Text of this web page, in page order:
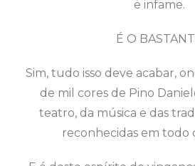
e infame.
É O
Sim, tudo isso deve acabar,
de mil cores de Pino
teatro, da música e das
reconhecidas em todo